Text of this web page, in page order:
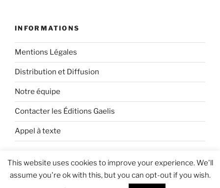
INFORMATIONS
Mentions Légales
Distribution et Diffusion
Notre équipe
Contacter les Éditions Gaelis
Appel à texte
This website uses cookies to improve your experience. We'll
assume you're ok with this, but you can opt-out if you wish.